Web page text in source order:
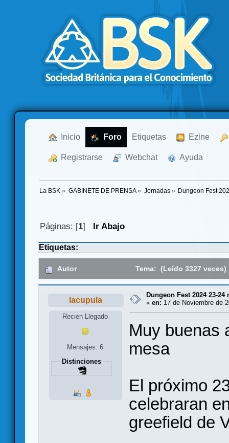
Inicio Foro Etiquetas Ezine
Registrarse Webchat Ayuda
La BSK » GABINETE DE PRENSA» Jornadas» Dungeon Fest
Páginas: [1] Ir Abajo
Etiquetas:
Autor Tema: (Leído 3327 veces)
lacupula
Recien Llegado
Mensajes: 6
Distinciones
Dungeon Fest 2024 23-
« en: 17 de Noviembre de
Muy buenas
mesa
El próximo
celebraran
greefield de